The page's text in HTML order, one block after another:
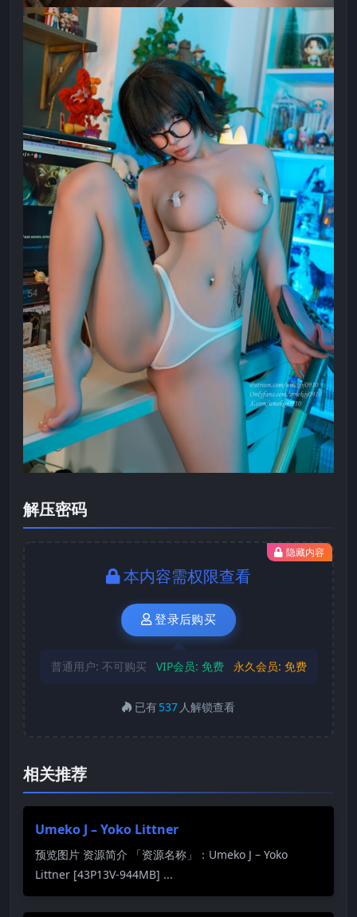
解压密码
隐藏内容
本内容需权限查看
登录后购买
普通用户: 不可购买 VIP会员: 免费 永久会员: 免费
已有537 人解锁查看
相关推荐
Umeko J – Yoko Littner
预览图片 资源简介 「资源名称」：Umeko J – Yoko
Littner [43P13V-944MB] ...